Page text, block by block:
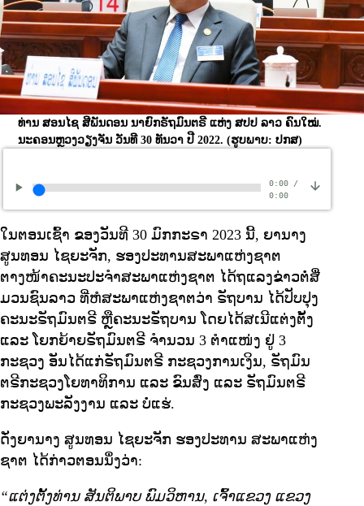
ທ່ານ ສອນໄຊ ສີພັນດອນ ນາຍົກຣັຖມົນຕຣີ ແຫ່ງ ສປປ ລາວ ຄົນໃໝ່.
ນະຄອນຫຼວງວຽງຈັນ ວັນທີ 30 ທັນວາ ປີ 2022.(ຮູບພາບ: ປກສ)
0:00/
0:00
ໃນຕອນເຊົ້າ ຂອງວັນທີ 30 ມົກກະຣາ 2023 ນີ້, ຍານາງ
ສູນທອນ ໄຊຍະຈັກ, ຮອງປະທານສະພາແຫ່ງຊາຕ
ຕາງໜ້າຄະນະປະຈຳສະພາແຫ່ງຊາຕ ໄດ້ຖແລງຂ່າວຕໍ່ສື່
ມວນຊົນລາວ ທີ່ຫໍສະພາແຫ່ງຊາຕວ່າ ຣັຖບານ ໄດ້ປັບປຸງ
ຄະນະຣັຖມົນຕຣີ ຫຼືຄະນະຣັຖບານ ໂດຍໄດ້ສເນີແຕ່ງຕັ້ງ
ແລະ ໂຍກຍ້າຍຣັຖມົນຕຣີ ຈຳນວນ 3 ຕຳແໜ່ງ ຢູ່ 3
ກະຊວງ ອັນໄດ້ແກ່ຣັຖມົນຕຣີ ກະຊວງການເງິນ, ຣັຖມົນ
ຕຣີກະຊວງໂຍທາທິການ ແລະ ຂົນສົ່ງ ແລະ ຣັຖມົນຕຣີ
ກະຊວງພະລັງງານ ແລະ ບໍ່ແຮ່.
ດັ່ງຍານາງ ສູນທອນ ໄຊຍະຈັກ ຮອງປະທານ ສະພາແຫ່ງ
ຊາຕ ໄດ້ກ່າວຕອນນຶ່ງວ່າ:
“ແຕ່ງຕັ້ງທ່ານ ສັນຕິພາບ ພົມວິຫານ, ເຈົ້າແຂວງ ແຂວງ